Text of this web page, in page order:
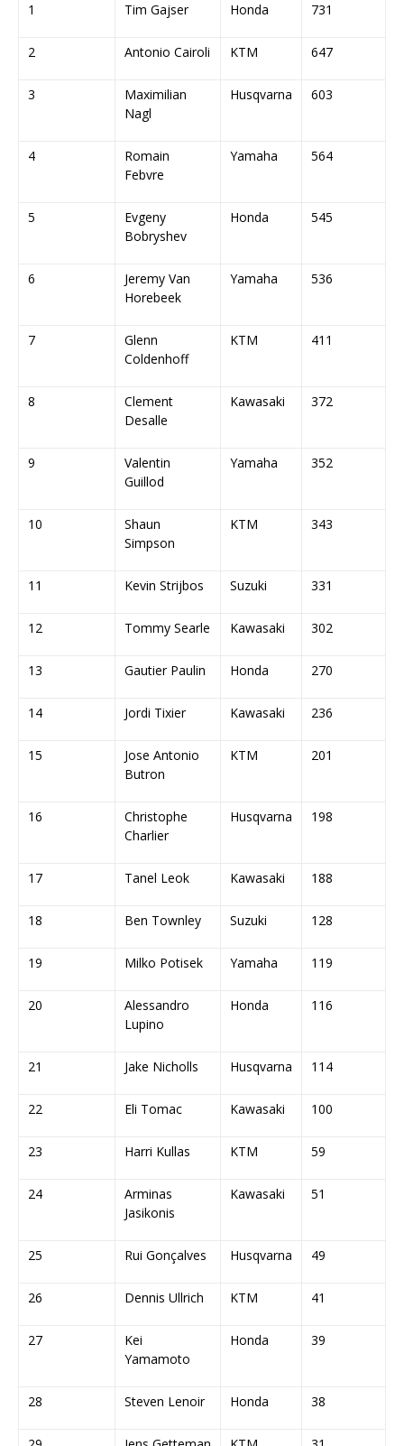
1 Tim Gajser Honda 731
2 Antonio Cairoli KTM 647
3
Maximilian
Nagl
Husqvarna 603
4
Romain
Febvre
Yamaha 564
5
Evgeny
Bobryshev
Honda 545
6
Jeremy Van
Horebeek
Yamaha 536
7
Glenn
Coldenhoff
KTM 411
8
Clement
Desalle
Kawasaki 372
9
Valentin
Guillod
Yamaha 352
10
Shaun
Simpson
KTM 343
11 Kevin Strijbos Suzuki 331
12 Tommy Searle Kawasaki 302
13 Gautier Paulin Honda 270
14 Jordi Tixier Kawasaki 236
15
Jose Antonio
Butron
KTM 201
16
Christophe
Charlier
Husqvarna 198
17 Tanel Leok Kawasaki 188
18 Ben Townley Suzuki 128
19 Milko Potisek Yamaha 119
20
Alessandro
Lupino
Honda 116
21 Jake Nicholls Husqvarna 114
22 Eli Tomac Kawasaki 100
23 Harri Kullas KTM 59
24
Arminas
Jasikonis
Kawasaki 51
25 Rui Gonçalves Husqvarna 49
26 Dennis Ullrich KTM 41
27
Kei
Yamamoto
Honda 39
28 Steven Lenoir Honda 38